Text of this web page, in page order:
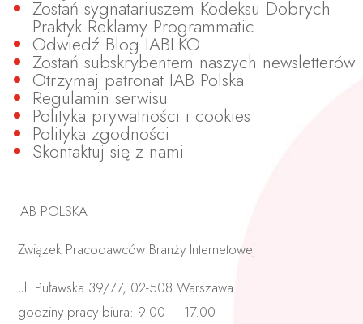
Zostań sygnatariuszem Kodeksu Dobrych
Praktyk Reklamy Programmatic
Odwiedź Blog IABLKO
Zostań subskrybentem naszych newsletterów
Otrzymaj patronat IAB Polska
Regulamin serwisu
Polityka prywatności i cookies
Polityka zgodności
Skontaktuj się z nami
IAB POLSKA
Związek Pracodawców Branży Internetowej
ul. Puławska 39/77, 02-508 Warszawa
godziny pracy biura: 9.00 – 17.00